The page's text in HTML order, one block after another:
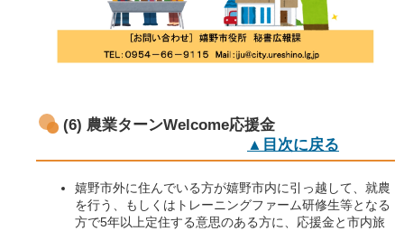
(6) 農業ターンWelcome応援金
▲目次に戻る
嬉野市外に住んでいる方が嬉野市内に引っ越して、就農
を行う、もしくはトレーニングファーム研修生等となる
方で5年以上定住する意思のある方に、応援金と市内旅